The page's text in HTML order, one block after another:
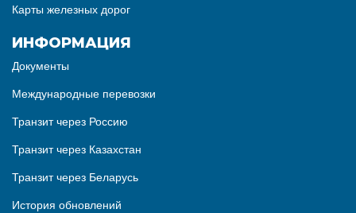
Карты железных дорог
ИНФОРМАЦИЯ
Документы
Международные перевозки
Транзит через Россию
Транзит через Казахстан
Транзит через Беларусь
История обновлений